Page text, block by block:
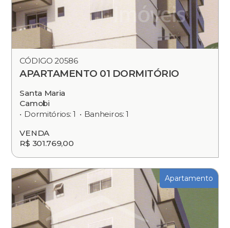
CÓDIGO 20586
APARTAMENTO 01 DORMITÓRIO
Santa Maria
Camobi
Dormitórios: 1
Banheiros: 1
VENDA
R$ 301.769,00
Apartamento